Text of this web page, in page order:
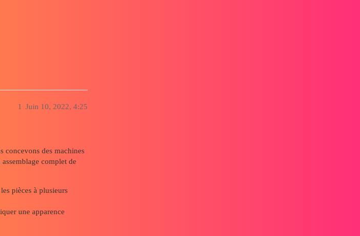
Juin 10, 2022, 4:25
1
concevons des machines
complet de
pièces à plusieurs
une apparence